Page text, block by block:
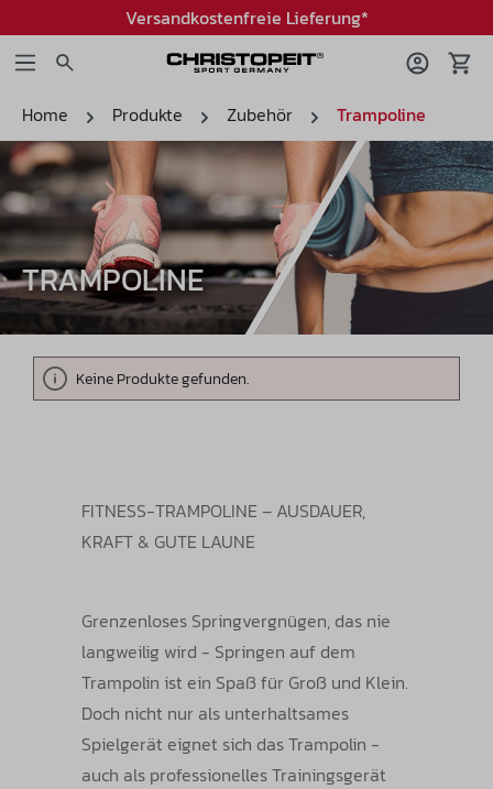
Versandkostenfreie Lieferung*
Home Produkte Zubehör Trampoline
TRAMPOLINE
Keine Produkte gefunden.
FITNESS-TRAMPOLINE – AUSDAUER,
KRAFT & GUTE LAUNE
Grenzenloses Springvergnügen, das nie
langweilig wird - Springen auf dem
Trampolin ist ein Spaß für Groß und Klein.
Doch nicht nur als unterhaltsames
Spielgerät eignet sich das Trampolin -
auch als professionelles Trainingsgerät